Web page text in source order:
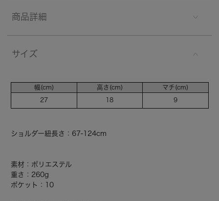
商品詳細
サイズ
幅(cm)
27
高さ(cm)
18
マチ(cm)
9
ショルダー紐長さ：67-124cm
素材：ポリエステル
重さ：260g
ポケット：10